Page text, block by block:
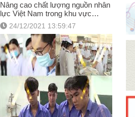
Nâng cao chất lượng nguồn nhân
lực Việt Nam trong khu vực
ASEAN
24/12/2021 13:59:47